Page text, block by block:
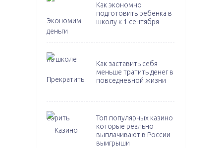
Как экономно
подготовить ребенка в
школу к 1 сентября
Как заставить себя
меньше тратить денег в
повседневной жизни
Топ популярных казино
которые реально
выплачивают в России
выигрыши